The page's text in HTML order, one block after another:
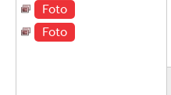
Foto
Foto